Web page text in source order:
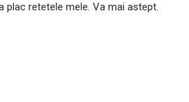
plac retetele mele. Va mai astept.